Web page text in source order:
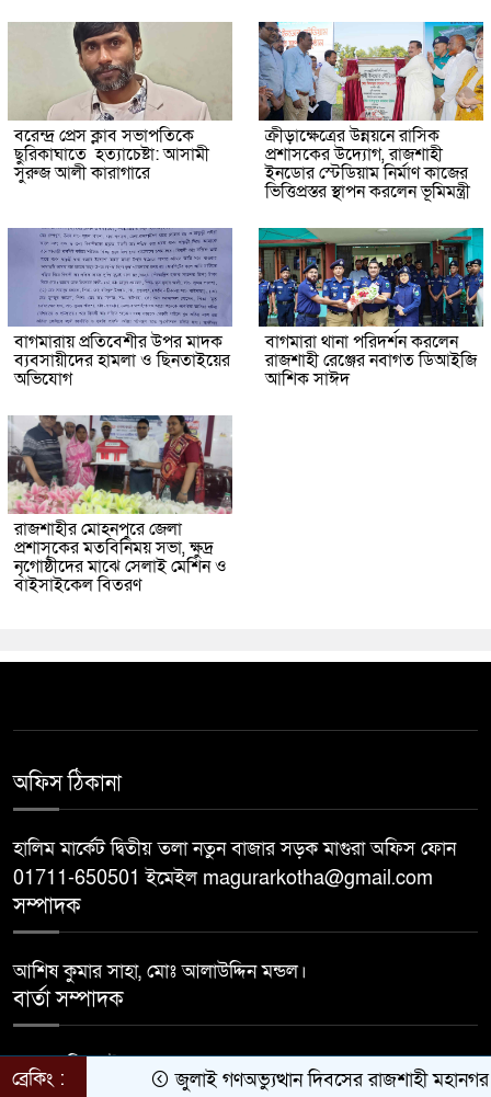
বরেন্দ্র প্রেস ক্লাব সভাপতিকে
ছুরিকাঘাতে হত্যাচেষ্টা: আসামী
সুরুজ আলী কারাগারে
ক্রীড়াক্ষেত্রের উন্নয়নে রাসিক
প্রশাসকের উদ্যোগ, রাজশাহী
ইনডোর স্টেডিয়াম নির্মাণ কাজের
ভিত্তিপ্রস্তর স্থাপন করলেন ভূমিমন্ত্রী
বাগমারায় প্রতিবেশীর উপর মাদক
ব্যবসায়ীদের হামলা ও ছিনতাইয়ের
অভিযোগ
বাগমারা থানা পরিদর্শন করলেন
রাজশাহী রেঞ্জের নবাগত ডিআইজি
আশিক সাঈদ
রাজশাহীর মোহনপুরে জেলা
প্রশাসকের মতবিনিময় সভা, ক্ষুদ্র
নৃগোষ্ঠীদের মাঝে সেলাই মেশিন ও
বাইসাইকেল বিতরণ
অফিস ঠিকানা
হালিম মার্কেট দ্বিতীয় তলা নতুন বাজার সড়ক মাগুরা অফিস ফোন
01711-650501 ইমেইল magurarkotha@gmail.com
সম্পাদক
আশিষ কুমার সাহা, মোঃ আলাউদ্দিন মন্ডল।
বার্তা সম্পাদক
মোঃ জাহিদুল ইসলাম।
ব্রেকিং : জুলাই গণঅভ্যুত্থান দিবসের রাজশাহী মহানগর